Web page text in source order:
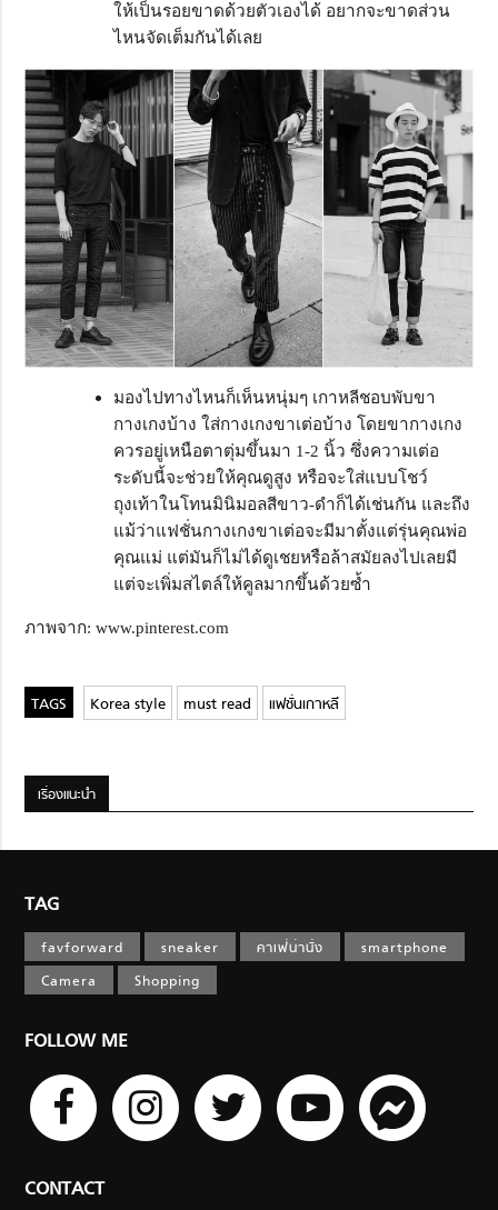
ให้เป็นรอยขาดด้วยตัวเองได้ อยากจะขาดส่วน
ไหนจัดเต็มกันได้เลย
มองไปทางไหนก็เห็นหนุ่มๆ เกาหลีชอบพับขา
กางเกงบ้าง ใส่กางเกงขาเต่อบ้าง โดยขากางเกง
ควรอยู่เหนือตาตุ่มขึ้นมา 1-2 นิ้ว ซึ่งความเต่อ
ระดับนี้จะช่วยให้คุณดูสูง หรือจะใส่แบบโชว์
ถุงเท้าในโทนมินิมอลสีขาว-ดำก็ได้เช่นกัน และถึง
แม้ว่าแฟชั่นกางเกงขาเต่อจะมีมาตั้งแต่รุ่นคุณพ่อ
คุณแม่ แต่มันก็ไม่ได้ดูเชยหรือล้าสมัยลงไปเลยมี
แต่จะเพิ่มสไตล์ให้คูลมากขึ้นด้วยซ้ำ
ภาพจาก: www.pinterest.com
Korea style must read แฟชั่นเกาหลี
เรื่องแนะนำ
TAG
favforward sneaker คาเฟ่น่านั่ง
smartphone
Camera
Shopping
FOLLOW ME
CONTACT